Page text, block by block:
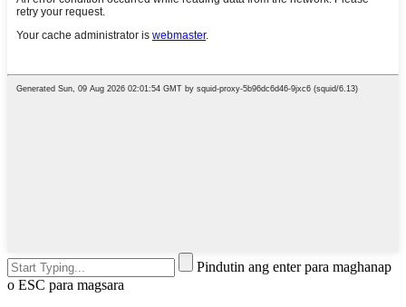
Pindutin ang enter para maghanap
o ESC para magsara